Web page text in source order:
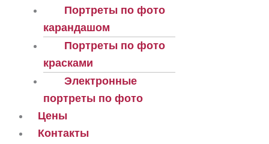
Портреты по фото
карандашом
Портреты по фото
красками
Электронные
портреты по фото
Цены
Контакты